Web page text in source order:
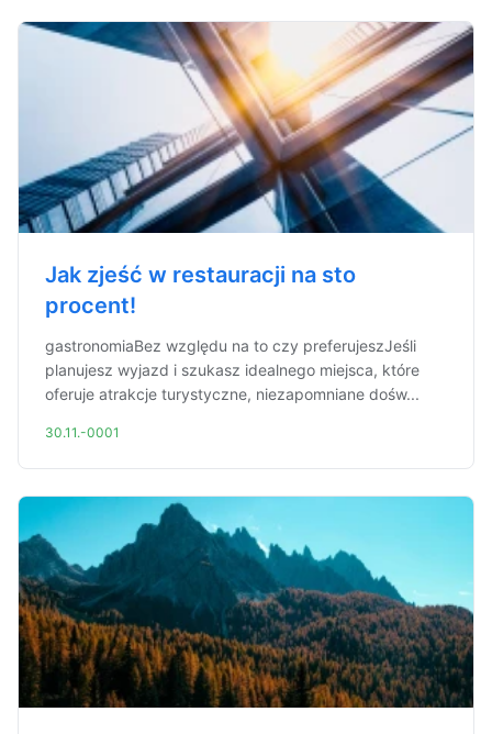
Jak zjeść w restauracji na sto
procent!
gastronomiaBez względu na to czy preferujeszJeśli
planujesz wyjazd i szukasz idealnego miejsca, które
oferuje atrakcje turystyczne, niezapomniane dośw...
30.11.-0001